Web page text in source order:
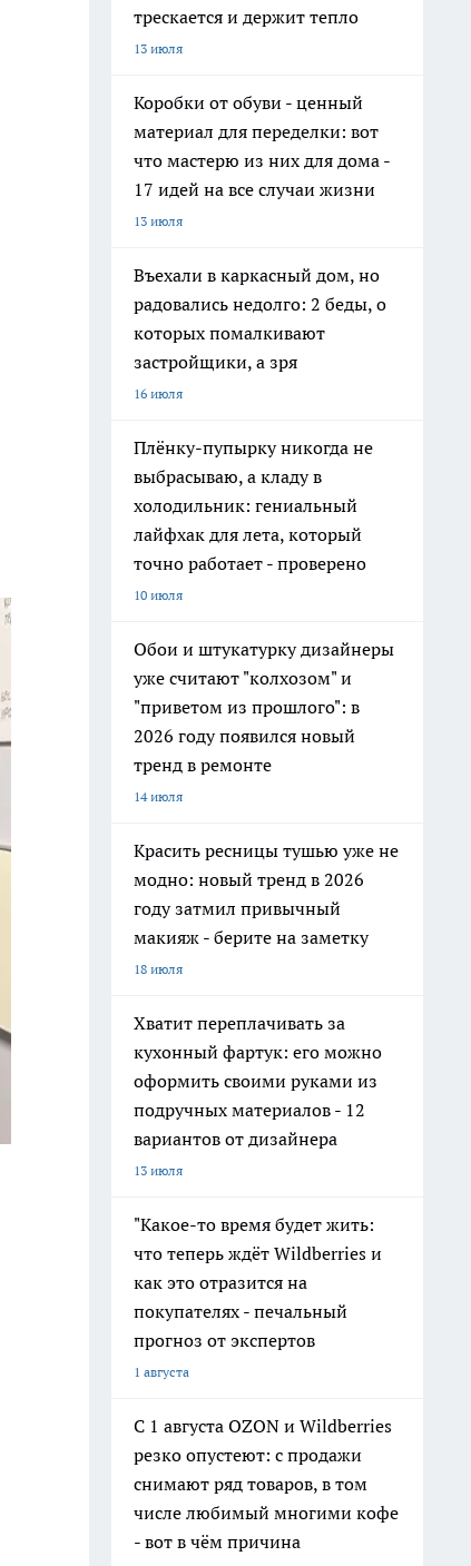
трескается и держит тепло
13 июля
Коробки от обуви - ценный
материал для переделки: вот
что мастерю из них для дома -
17 идей на все случаи жизни
13 июля
Въехали в каркасный дом, но
радовались недолго: 2 беды, о
которых помалкивают
застройщики, а зря
16 июля
Плёнку-пупырку никогда не
выбрасываю, а кладу в
холодильник: гениальный
лайфхак для лета, который
точно работает - проверено
10 июля
Обои и штукатурку дизайнеры
уже считают "колхозом" и
"приветом из прошлого": в
2026 году появился новый
тренд в ремонте
14 июля
Красить ресницы тушью уже не
модно: новый тренд в 2026
году затмил привычный
макияж - берите на заметку
18 июля
Хватит переплачивать за
кухонный фартук: его можно
оформить своими руками из
подручных материалов - 12
вариантов от дизайнера
13 июля
"Какое-то время будет жить:
что теперь ждёт Wildberries и
как это отразится на
покупателях - печальный
прогноз от экспертов
1 августа
С 1 августа OZON и Wildberries
резко опустеют: с продажи
снимают ряд товаров, в том
числе любимый многими кофе
- вот в чём причина